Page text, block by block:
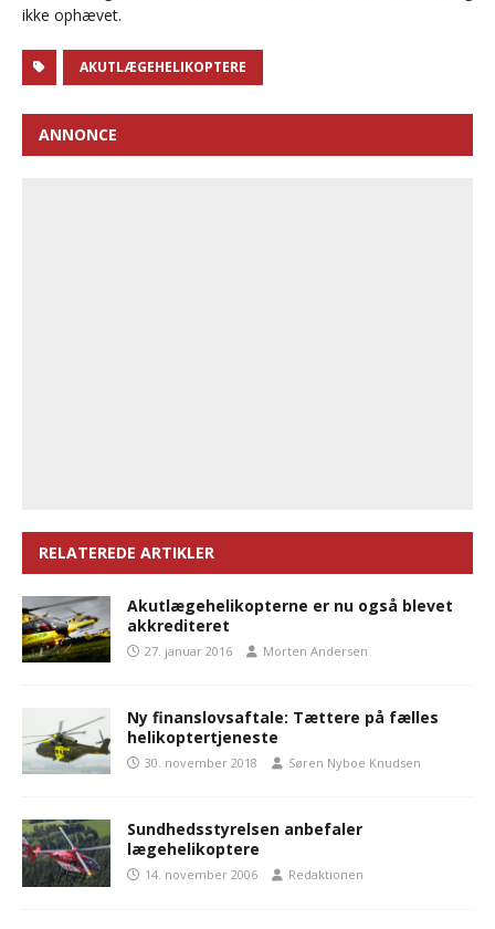
ikke ophævet.
AKUTLÆGEHELIKOPTERE
ANNONCE
RELATEREDE ARTIKLER
Akutlægehelikopterne er nu også blevet
akkrediteret
27. januar 2016 Morten Andersen
Ny finanslovsaftale: Tættere på fælles
helikoptertjeneste
30. november 2018 Søren Nyboe Knudsen
Sundhedsstyrelsen anbefaler
lægehelikoptere
14. november 2006 Redaktionen